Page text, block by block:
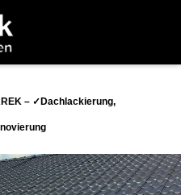
– ✓Dachlackierung,